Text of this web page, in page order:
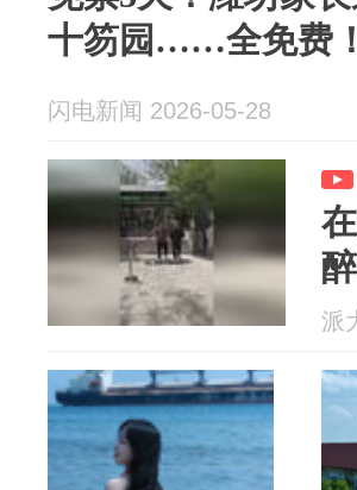
十笏园……全免费！
闪电新闻 2026-05-28
派